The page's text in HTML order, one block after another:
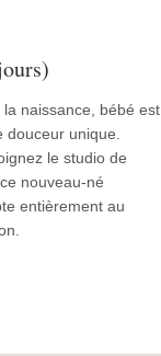
naissance, bébé est
unique.
le studio de
nouveau-né
entièrement au